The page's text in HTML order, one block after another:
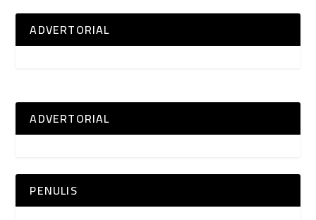
ADVERTORIAL
ADVERTORIAL
PENULIS